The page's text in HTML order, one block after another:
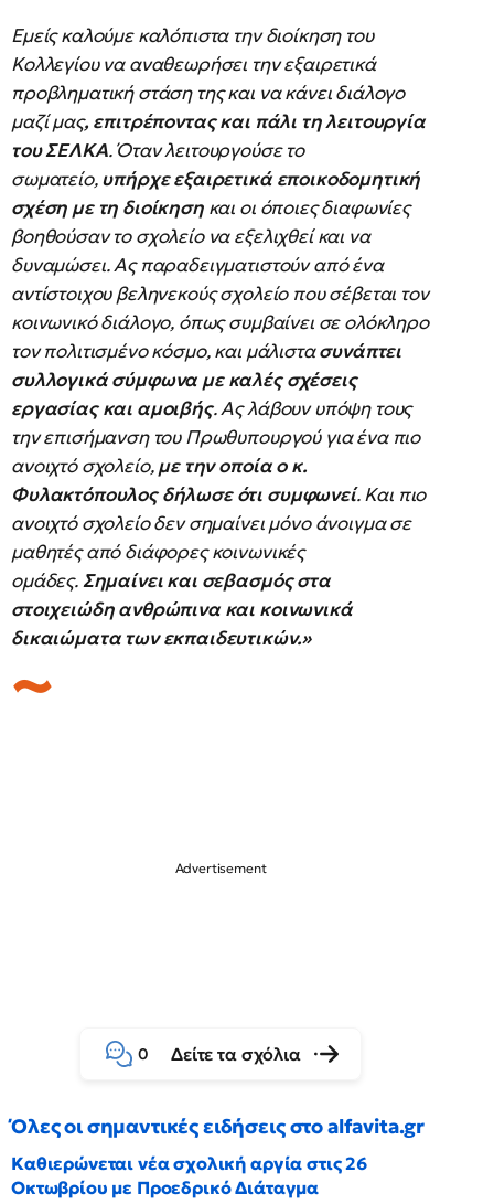
Εμείς καλούμε καλόπιστα την διοίκηση του
Κολλεγίου να αναθεωρήσει την εξαιρετικά
προβληματική στάση της και να κάνει διάλογο
μαζί μας, επιτρέποντας και πάλι τη λειτουργία
του ΣΕΛΚΑ. Όταν λειτουργούσε το
σωματείο,υπήρχε εξαιρετικά εποικοδομητική
σχέση με τη διοίκησηκαι οι όποιες διαφωνίες
βοηθούσαν το σχολείο να εξελιχθεί και να
δυναμώσει. Ας παραδειγματιστούν από ένα
αντίστοιχου βεληνεκούς σχολείο που σέβεται τον
κοινωνικό διάλογο, όπως συμβαίνει σε ολόκληρο
τον πολιτισμένο κόσμο, και μάλιστασυνάπτει
συλλογικά σύμφωνα με καλές σχέσεις
εργασίας και αμοιβής. Ας λάβουν υπόψη τους
την επισήμανση του Πρωθυπουργού για ένα πιο
ανοιχτό σχολείο,με την οποία ο κ.
Φυλακτόπουλος δήλωσε ότι συμφωνεί. Και πιο
ανοιχτό σχολείο δεν σημαίνει μόνο άνοιγμα σε
μαθητές από διάφορες κοινωνικές
ομάδες.Σημαίνει και σεβασμός στα
στοιχειώδη ανθρώπινα και κοινωνικά
δικαιώματα των εκπαιδευτικών.»
0 Δείτε τα σχόλια
Όλες οι σημαντικές ειδήσεις στο alfavita.gr
Καθιερώνεται νέα σχολική αργία στις 26
Οκτωβρίου με Προεδρικό Διάταγμα